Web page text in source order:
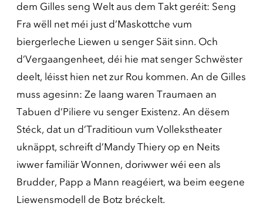
dem Gilles seng Welt aus dem Takt geréit: Seng
Fra wëll net méi just d’Maskottche vum
biergerleche Liewen u senger Säit sinn. Och
d’Vergaangenheet, déi hie mat senger Schwëster
deelt, léisst hien net zur Rou kommen. An de Gilles
muss agesinn: Ze laang waren Traumaen an
Tabuen d’Piliere vu senger Existenz. An dësem
Stéck, dat un d’Traditioun vum Vollekstheater
uknäppt, schreift d’Mandy Thiery op en Neits
iwwer familiär Wonnen, doriwwer wéi een als
Brudder, Papp a Mann reagéiert, wa beim eegene
Liewensmodell de Botz bréckelt.